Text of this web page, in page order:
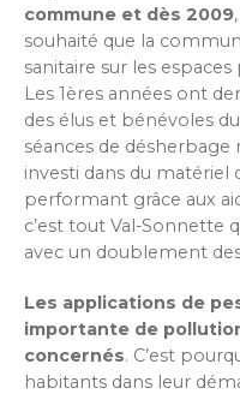
commune et dès 2009
souhaité que la
sanitaire sur les
Les 1ères années ont
des élus et bénévoles
séances de
investi dans du matériel
performant grâce aux
c’est tout Val-Sonnette
avec un doublement
Les applications de
importante de
concernés. C’est
habitants dans leur